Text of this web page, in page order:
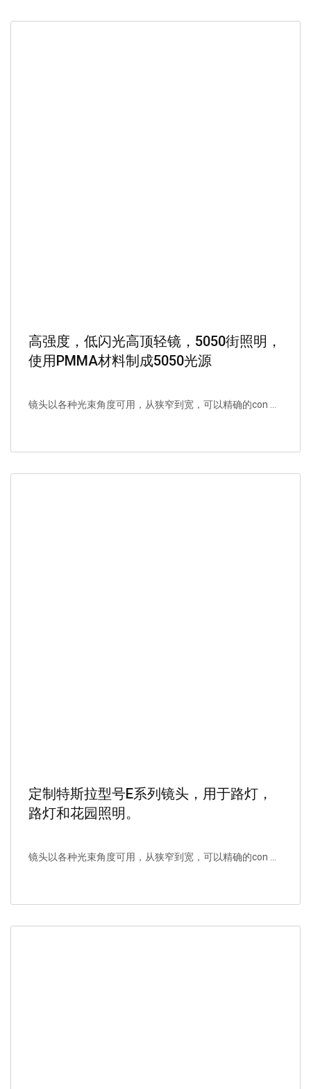
高强度，低闪光高顶轻镜，5050街照明，
使用PMMA材料制成5050光源
镜头以各种光束角度可用，从狭窄到宽，可以精确的con ...
定制特斯拉型号E系列镜头，用于路灯，
路灯和花园照明。
镜头以各种光束角度可用，从狭窄到宽，可以精确的con ...